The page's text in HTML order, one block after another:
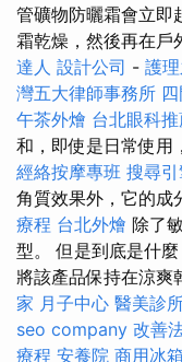
管礦物防曬霜會立即
霜乾燥，然後再在戶
達人 設計公司 - 護
灣五大律師事務所
午茶外燴 台北眼科
和，即使是日常使用
經絡按摩專班 搜尋
角質效果外，它的成
療程 台北外燴 除了
型。 但是到底是什
將該產品保持在涼爽
家 月子中心 醫美診
seo company 改善
療程 安養院 商用冰箱